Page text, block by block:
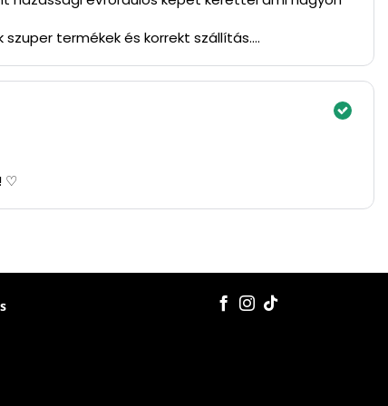
szuper termékek és korrekt szállítás.
♡